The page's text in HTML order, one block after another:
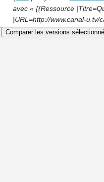
avec « {{Ressource
|URL=http://www.canal-